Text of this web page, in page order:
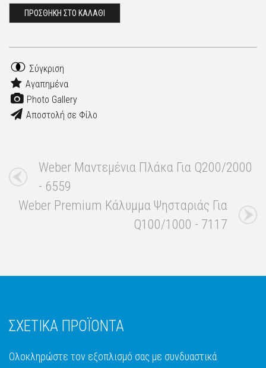
ΠΡΟΣΘΗΚΗ ΣΤΟ ΚΑΛΑΘΙ
Σύγκριση
Αγαπημένα
Photo Gallery
Αποστολή σε Φίλο
Weber Μαντεμένια Πλάκα Για Q200/2000
- 6559
Weber Premium Κάλυμμα Ψησταριάς Για
Q100/1000 - 7117
ΣΧΕΤΙΚΑ ΠΡΟΪΟΝΤΑ
Ολοκληρώστε τον εξοπλισμό σας με συνδυαστικά